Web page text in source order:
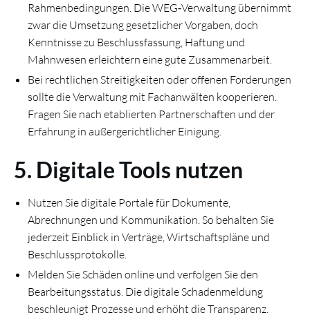
Rahmenbedingungen. Die WEG‑Verwaltung übernimmt
zwar die Umsetzung gesetzlicher Vorgaben, doch
Kenntnisse zu Beschlussfassung, Haftung und
Mahnwesen erleichtern eine gute Zusammenarbeit.
Bei rechtlichen Streitigkeiten oder offenen Forderungen
sollte die Verwaltung mit Fachanwälten kooperieren.
Fragen Sie nach etablierten Partnerschaften und der
Erfahrung in außergerichtlicher Einigung.
5. Digitale Tools nutzen
Nutzen Sie digitale Portale für Dokumente,
Abrechnungen und Kommunikation. So behalten Sie
jederzeit Einblick in Verträge, Wirtschaftspläne und
Beschlussprotokolle.
Melden Sie Schäden online und verfolgen Sie den
Bearbeitungsstatus. Die digitale Schadenmeldung
beschleunigt Prozesse und erhöht die Transparenz.